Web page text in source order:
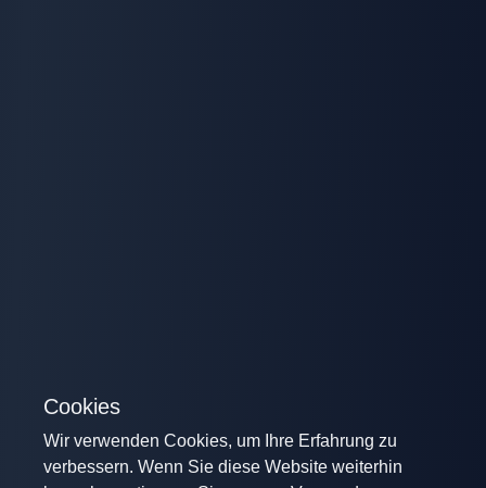
Cookies
Wir verwenden Cookies, um Ihre Erfahrung zu
verbessern. Wenn Sie diese Website weiterhin